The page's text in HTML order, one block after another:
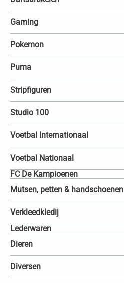
Gaming
Pokemon
Puma
Stripfiguren
Studio 100
Voetbal Internationaal
Voetbal Nationaal
FC De Kampioenen
Mutsen, petten & handschoenen
Verkleedkledij
Lederwaren
Dieren
Diversen